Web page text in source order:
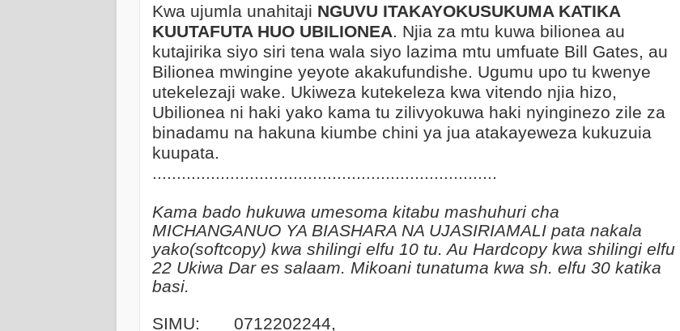
Kwa ujumla unahitaji NGUVU ITAKAYOKUSUKUMA KATIKA
KUUTAFUTA HUO UBILIONEA. Njia za mtu kuwa bilionea au
kutajirika siyo siri tena wala siyo lazima mtu umfuate Bill Gates, au
Bilionea mwingine yeyote akakufundishe. Ugumu upo tu kwenye
utekelezaji wake. Ukiweza kutekeleza kwa vitendo njia hizo,
Ubilionea ni haki yako kama tu zilivyokuwa haki nyinginezo zile za
binadamu na hakuna kiumbe chini ya jua atakayeweza kukuzuia
kuupata.
.......................................................................
Kama bado hukuwa umesoma kitabu mashuhuri cha
MICHANGANUO YA BIASHARA NA UJASIRIAMALI pata nakala
yako(softcopy) kwa shilingi elfu 10 tu. Au Hardcopy kwa shilingi elfu
22 Ukiwa Dar es salaam. Mikoani tunatuma kwa sh. elfu 30 katika
basi.
SIMU: 0712202244,